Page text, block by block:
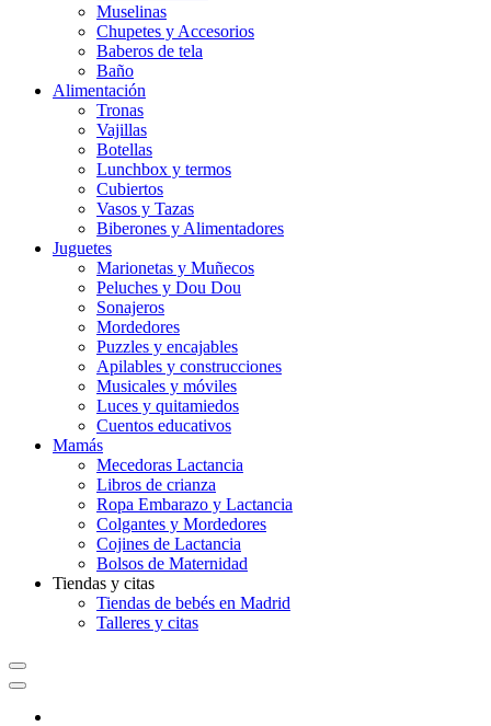
Muselinas
Chupetes y Accesorios
Baberos de tela
Baño
Alimentación
Tronas
Vajillas
Botellas
Lunchbox y termos
Cubiertos
Vasos y Tazas
Biberones y Alimentadores
Juguetes
Marionetas y Muñecos
Peluches y Dou Dou
Sonajeros
Mordedores
Puzzles y encajables
Apilables y construcciones
Musicales y móviles
Luces y quitamiedos
Cuentos educativos
Mamás
Mecedoras Lactancia
Libros de crianza
Ropa Embarazo y Lactancia
Colgantes y Mordedores
Cojines de Lactancia
Bolsos de Maternidad
Tiendas y citas
Tiendas de bebés en Madrid
Talleres y citas